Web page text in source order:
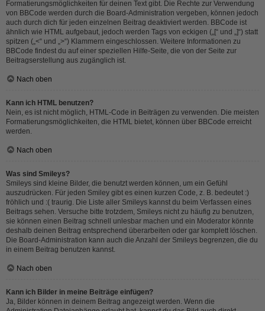
Formatierungsmöglichkeiten für deinen Text gibt. Die Rechte zur Verwendung
von BBCode werden durch die Board-Administration vergeben, können jedoch
auch durch dich für jeden einzelnen Beitrag deaktiviert werden. BBCode ist
ähnlich wie HTML aufgebaut, jedoch werden Tags von eckigen („[“ und „]“) statt
spitzen („<“ und „>“) Klammern eingeschlossen. Weitere Informationen zu
BBCode findest du auf einer speziellen Hilfe-Seite, die von der Seite zur
Beitragserstellung aus zugänglich ist.
Nach oben
Kann ich HTML benutzen?
Nein, es ist nicht möglich, HTML-Code in Beiträgen zu verwenden. Die meisten
Formatierungsmöglichkeiten, die HTML bietet, können über BBCode erreicht
werden.
Nach oben
Was sind Smileys?
Smileys sind kleine Bilder, die benutzt werden können, um ein Gefühl
auszudrücken. Für jeden Smiley gibt es einen kurzen Code, z. B. bedeutet :)
fröhlich und :( traurig. Die Liste aller Smileys kannst du beim Verfassen eines
Beitrags sehen. Versuche bitte trotzdem, Smileys nicht zu häufig zu benutzen,
sie können einen Beitrag schnell unlesbar machen und ein Moderator könnte
deshalb deinen Beitrag entsprechend überarbeiten oder gar komplett löschen.
Die Board-Administration kann auch die Anzahl der Smileys begrenzen, die du
in einem Beitrag benutzen kannst.
Nach oben
Kann ich Bilder in meine Beiträge einfügen?
Ja, Bilder können in deinem Beitrag angezeigt werden. Wenn die